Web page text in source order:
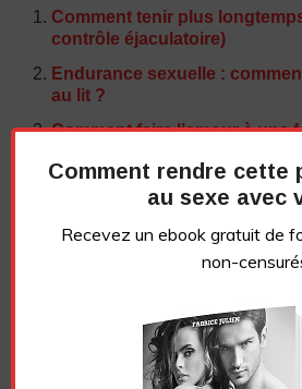
Comment tenir plus
contrôle éjaculatoire)
Endurance sexuelle :
au lit ?
Comment faire l’amour à une
4 positions pour tenir plus
(éjaculation précoce)
Abonnez-
newsletter
Comment rendre cette
au sexe avec
Recevez un ebook gratuit de
non-